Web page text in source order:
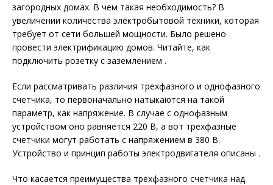
загородных домах. В чем такая необходимость? В
увеличении количества электробытовой техники, которая
требует от сети большей мощности. Было решено
провести электрификацию домов. Читайте, как
подключить розетку с заземлением .
Если рассматривать различия трехфазного и однофазного
счетчика, то первоначально натыкаются на такой
параметр, как напряжение. В случае с однофазным
устройством оно равняется 220 В, а вот трехфазные
счетчики могут работать с напряжением в 380 В.
Устройство и принцип работы электродвигателя описаны .
Что касается преимущества трехфазного счетчика над